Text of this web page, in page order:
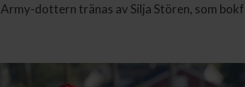
Army-dottern tränas av Silja Stören, som